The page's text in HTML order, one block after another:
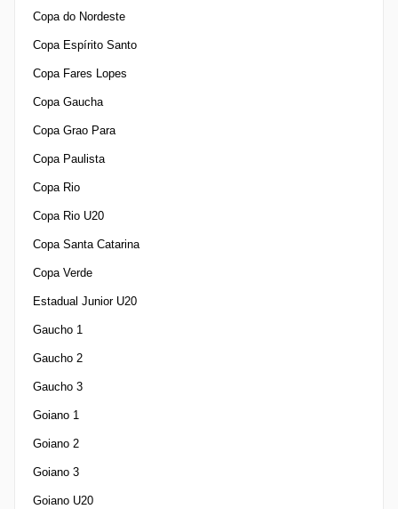
Copa do Nordeste
Copa Espírito Santo
Copa Fares Lopes
Copa Gaucha
Copa Grao Para
Copa Paulista
Copa Rio
Copa Rio U20
Copa Santa Catarina
Copa Verde
Estadual Junior U20
Gaucho 1
Gaucho 2
Gaucho 3
Goiano 1
Goiano 2
Goiano 3
Goiano U20